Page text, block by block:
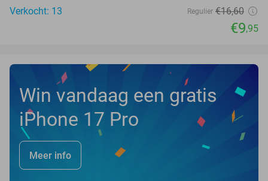
Verkocht: 13 Regulier €16,60
€9,95
Win vandaag een gratis
iPhone 17 Pro
Meer info